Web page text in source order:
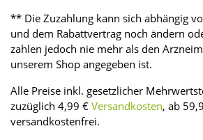
** Die Zuzahlung kann sich abhängig
und dem Rabattvertrag noch ändern
zahlen jedoch nie mehr als den
unserem Shop angegeben ist.
Alle Preise inkl. gesetzlicher
zuzüglich 4,99 € Versandkosten, ab
versandkostenfrei.